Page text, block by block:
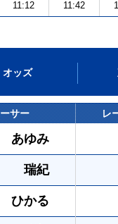
11:12 11:42
オッズ
サー レ
あゆみ
瑞紀
ひかる